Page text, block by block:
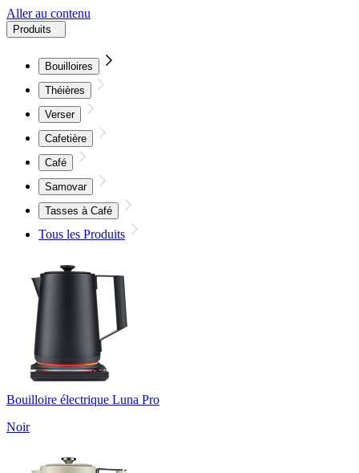
Aller au contenu
Produits
Bouilloires
Théières
Verser
Cafetière
Café
Samovar
Tasses à Café
Tous les Produits
Bouilloire électrique Luna Pro
Noir